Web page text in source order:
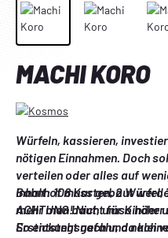
MACHI KORO
Würfeln, kassieren,
nötigen Einnahmen. Doch
verteilen oder alles auf
Bahnhof muss gebaut
mehr man baut, umso
So entsteht nach und nach
Inhalt: 108 Karten, 2 Würfel,
ACHTUNG! Nicht für Kinder
Erstickungsgefahr, da